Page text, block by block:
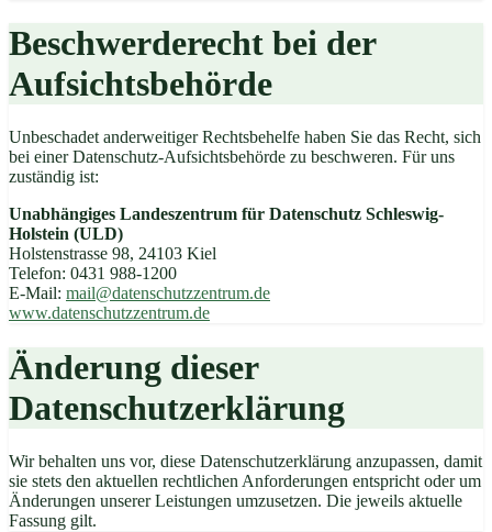
Beschwerderecht bei der
Aufsichtsbehörde
Unbeschadet anderweitiger Rechtsbehelfe haben Sie das Recht, sich
bei einer Datenschutz-Aufsichtsbehörde zu beschweren. Für uns
zuständig ist:
Unabhängiges Landeszentrum für Datenschutz Schleswig-
Holstein (ULD)
Holstenstrasse 98, 24103 Kiel
Telefon: 0431 988-1200
E-Mail: mail@datenschutzzentrum.de
www.datenschutzzentrum.de
Änderung dieser
Datenschutzerklärung
Wir behalten uns vor, diese Datenschutzerklärung anzupassen, damit
sie stets den aktuellen rechtlichen Anforderungen entspricht oder um
Änderungen unserer Leistungen umzusetzen. Die jeweils aktuelle
Fassung gilt.